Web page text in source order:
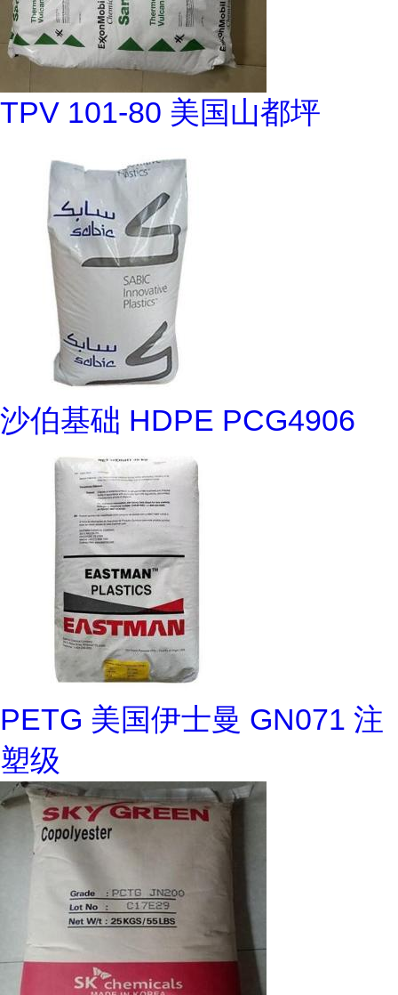
TPV 101-80 美国山都坪
沙伯基础 HDPE PCG4906
PETG 美国伊士曼 GN071 注
塑级